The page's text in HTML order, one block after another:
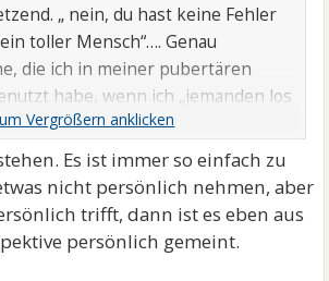
„ nein, du hast keine Fehler
toller Mensch“…. Genau
die ich in meiner pubertären
habe, wenn ich „jemanden los
wenn ich sie nicht beantworten
Es ist immer so einfach zu
nicht persönlich nehmen, aber
trifft, dann ist es eben aus
persönlich gemeint.